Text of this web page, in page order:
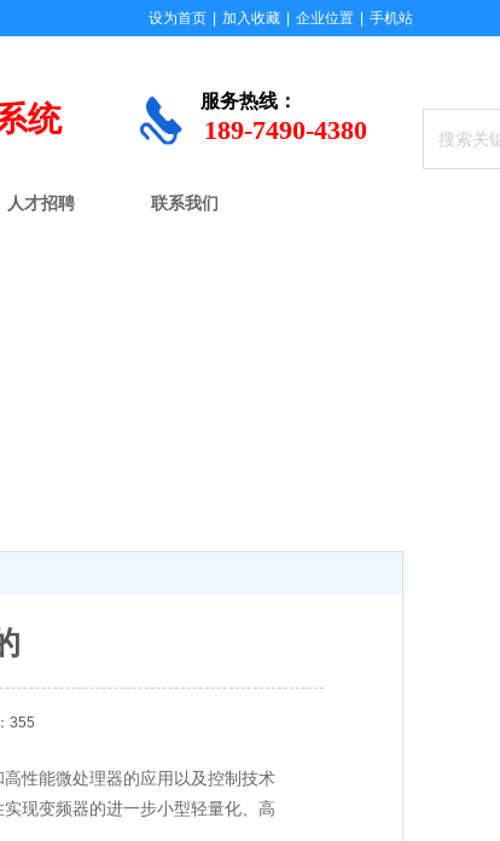
服务热线：
189-7490-4380
统
人才招聘 联系我们
设为首页 加入收藏 企业位置 手机站
355
性能微处理器的应用以及控制技术
现变频器的进一步小型轻量化、高